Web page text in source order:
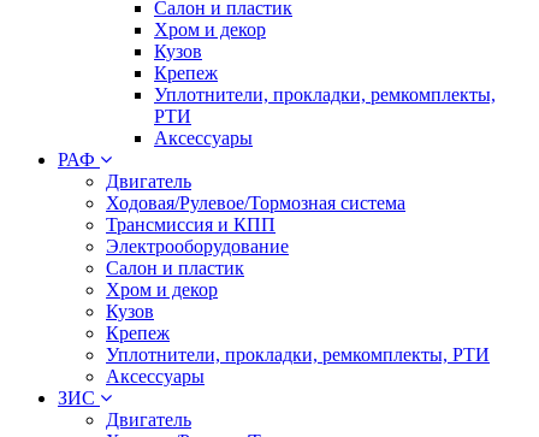
Салон и пластик
Хром и декор
Кузов
Крепеж
Уплотнители, прокладки, ремкомплекты,
РТИ
Аксессуары
РАФ
Двигатель
Ходовая/Рулевое/Тормозная система
Трансмиссия и КПП
Электрооборудование
Салон и пластик
Хром и декор
Кузов
Крепеж
Уплотнители, прокладки, ремкомплекты, РТИ
Аксессуары
ЗИС
Двигатель